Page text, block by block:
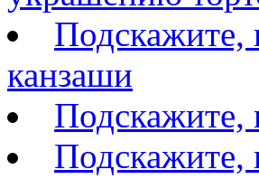
Подскажите,
канзаши
Подскажите,
Подскажите,